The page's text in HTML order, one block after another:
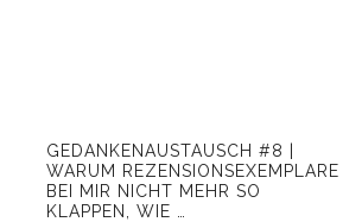
GEDANKENAUSTAUSCH #8 |
WARUM REZENSIONSEXEMPLARE
BEI MIR NICHT MEHR SO
KLAPPEN, WIE …